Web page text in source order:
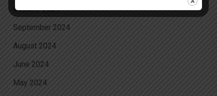
October 2024
September 2024
August 2024
June 2024
May 2024